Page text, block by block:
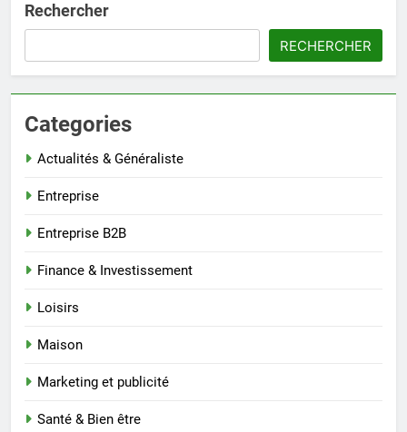
Rechercher
RECHERCHER
Categories
Actualités & Généraliste
Entreprise
Entreprise B2B
Finance & Investissement
Loisirs
Maison
Marketing et publicité
Santé & Bien être